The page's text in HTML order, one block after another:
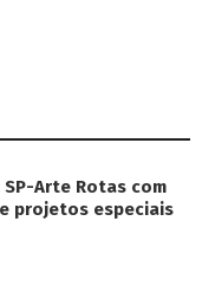
SP-Arte Rotas com
projetos especiais